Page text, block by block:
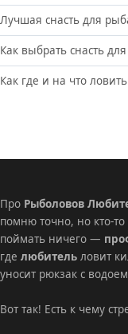
Лучшая снасть для
Как выбрать снасть
Как где и на что
Про Рыболовов
помню точно, но кто-то
поймать ничего —
где любитель ловит
уносит рюкзак с
Вот так! Есть к чему